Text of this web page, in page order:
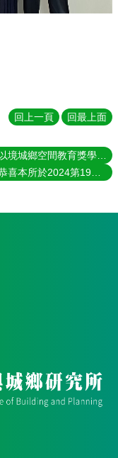
回上一頁 回最上面